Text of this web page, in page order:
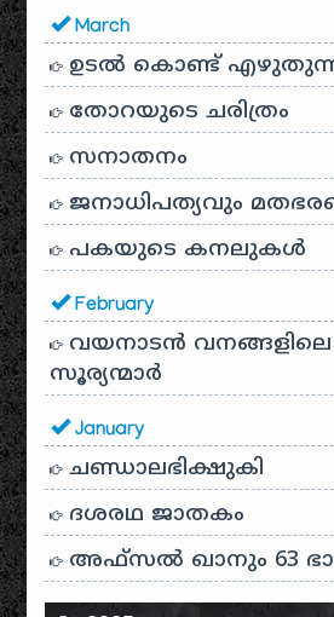
March
ഉടൽ കൊണ്ട് എഴുതുന്ന
തോറയുടെ ചരിത്രം
സനാതനം
ജനാധിപത്യവും
പകയുടെ കനലുകൾ
February
വയനാടൻ വനങ്ങളിലെ
സൂര്യന്മാർ
January
ചണ്ഡാലഭിക്ഷുകി
ദശരഥ ജാതകം
അഫ്സൽ ഖാനും 63